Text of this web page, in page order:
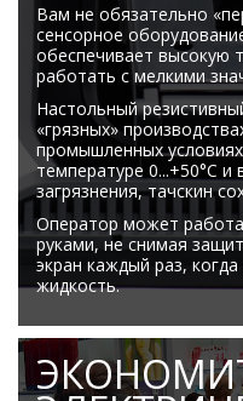
Вам не обязательно
сенсорное
обеспечивает высокую
работать с мелкими
Настольный
«грязных»
промышленных
температуре 0...+50°C и
загрязнения, тачскин
Оператор может
руками, не снимая
экран каждый раз,
жидкость.